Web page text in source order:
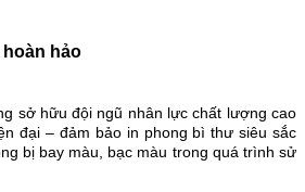
hảo
sở hữu đội ngũ nhân lực chất lượng cao
đại – đảm bảo in phong bì thư siêu sắc
bị bay màu, bạc màu trong quá trình sử